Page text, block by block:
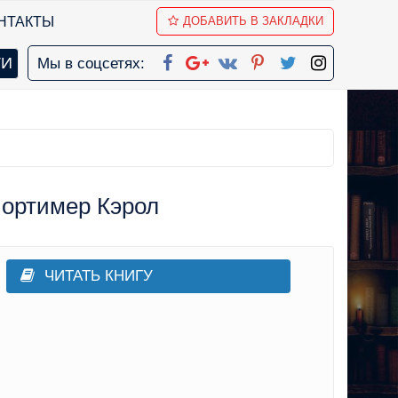
ДОБАВИТЬ В ЗАКЛАДКИ
Мы в соцсетях:
Кэрол
ЧИТАТЬ КНИГУ